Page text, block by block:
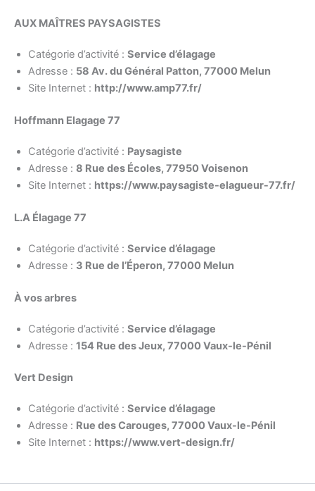
AUX MAÎTRES PAYSAGISTES
Catégorie d’activité : Service d’élagage
Adresse : 58 Av. du Général Patton, 77000 Melun
Site Internet : http://www.amp77.fr/
Hoffmann Elagage 77
Catégorie d’activité : Paysagiste
Adresse : 8 Rue des Écoles, 77950 Voisenon
Site Internet : https://www.paysagiste-elagueur-77.fr/
L.A Élagage 77
Catégorie d’activité : Service d’élagage
Adresse : 3 Rue de l’Éperon, 77000 Melun
À vos arbres
Catégorie d’activité : Service d’élagage
Adresse : 154 Rue des Jeux, 77000 Vaux-le-Pénil
Vert Design
Catégorie d’activité : Service d’élagage
Adresse : Rue des Carouges, 77000 Vaux-le-Pénil
Site Internet : https://www.vert-design.fr/